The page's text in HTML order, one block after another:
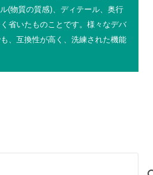
(物質の質感)、ディテール、奥行
省いたものことです。様々なデバ
、互換性が高く、洗練された機能